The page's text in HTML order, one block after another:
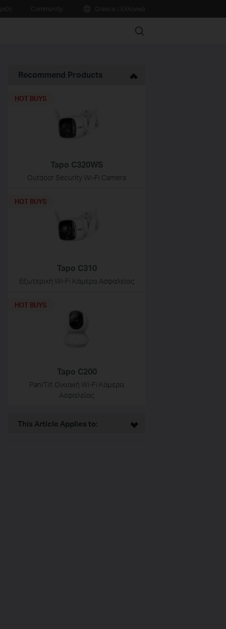
Search
Recommend Products
Tapo C320WS
Outdoor Security Wi-Fi Camera
HOT BUYS
Tapo C310
Εξωτερική Wi-Fi Κάμερα Ασφαλείας
HOT BUYS
Tapo C200
Pan/Tilt Οικιακή Wi-Fi Κάμερα
Ασφαλείας
HOT BUYS
This Article Applies to: